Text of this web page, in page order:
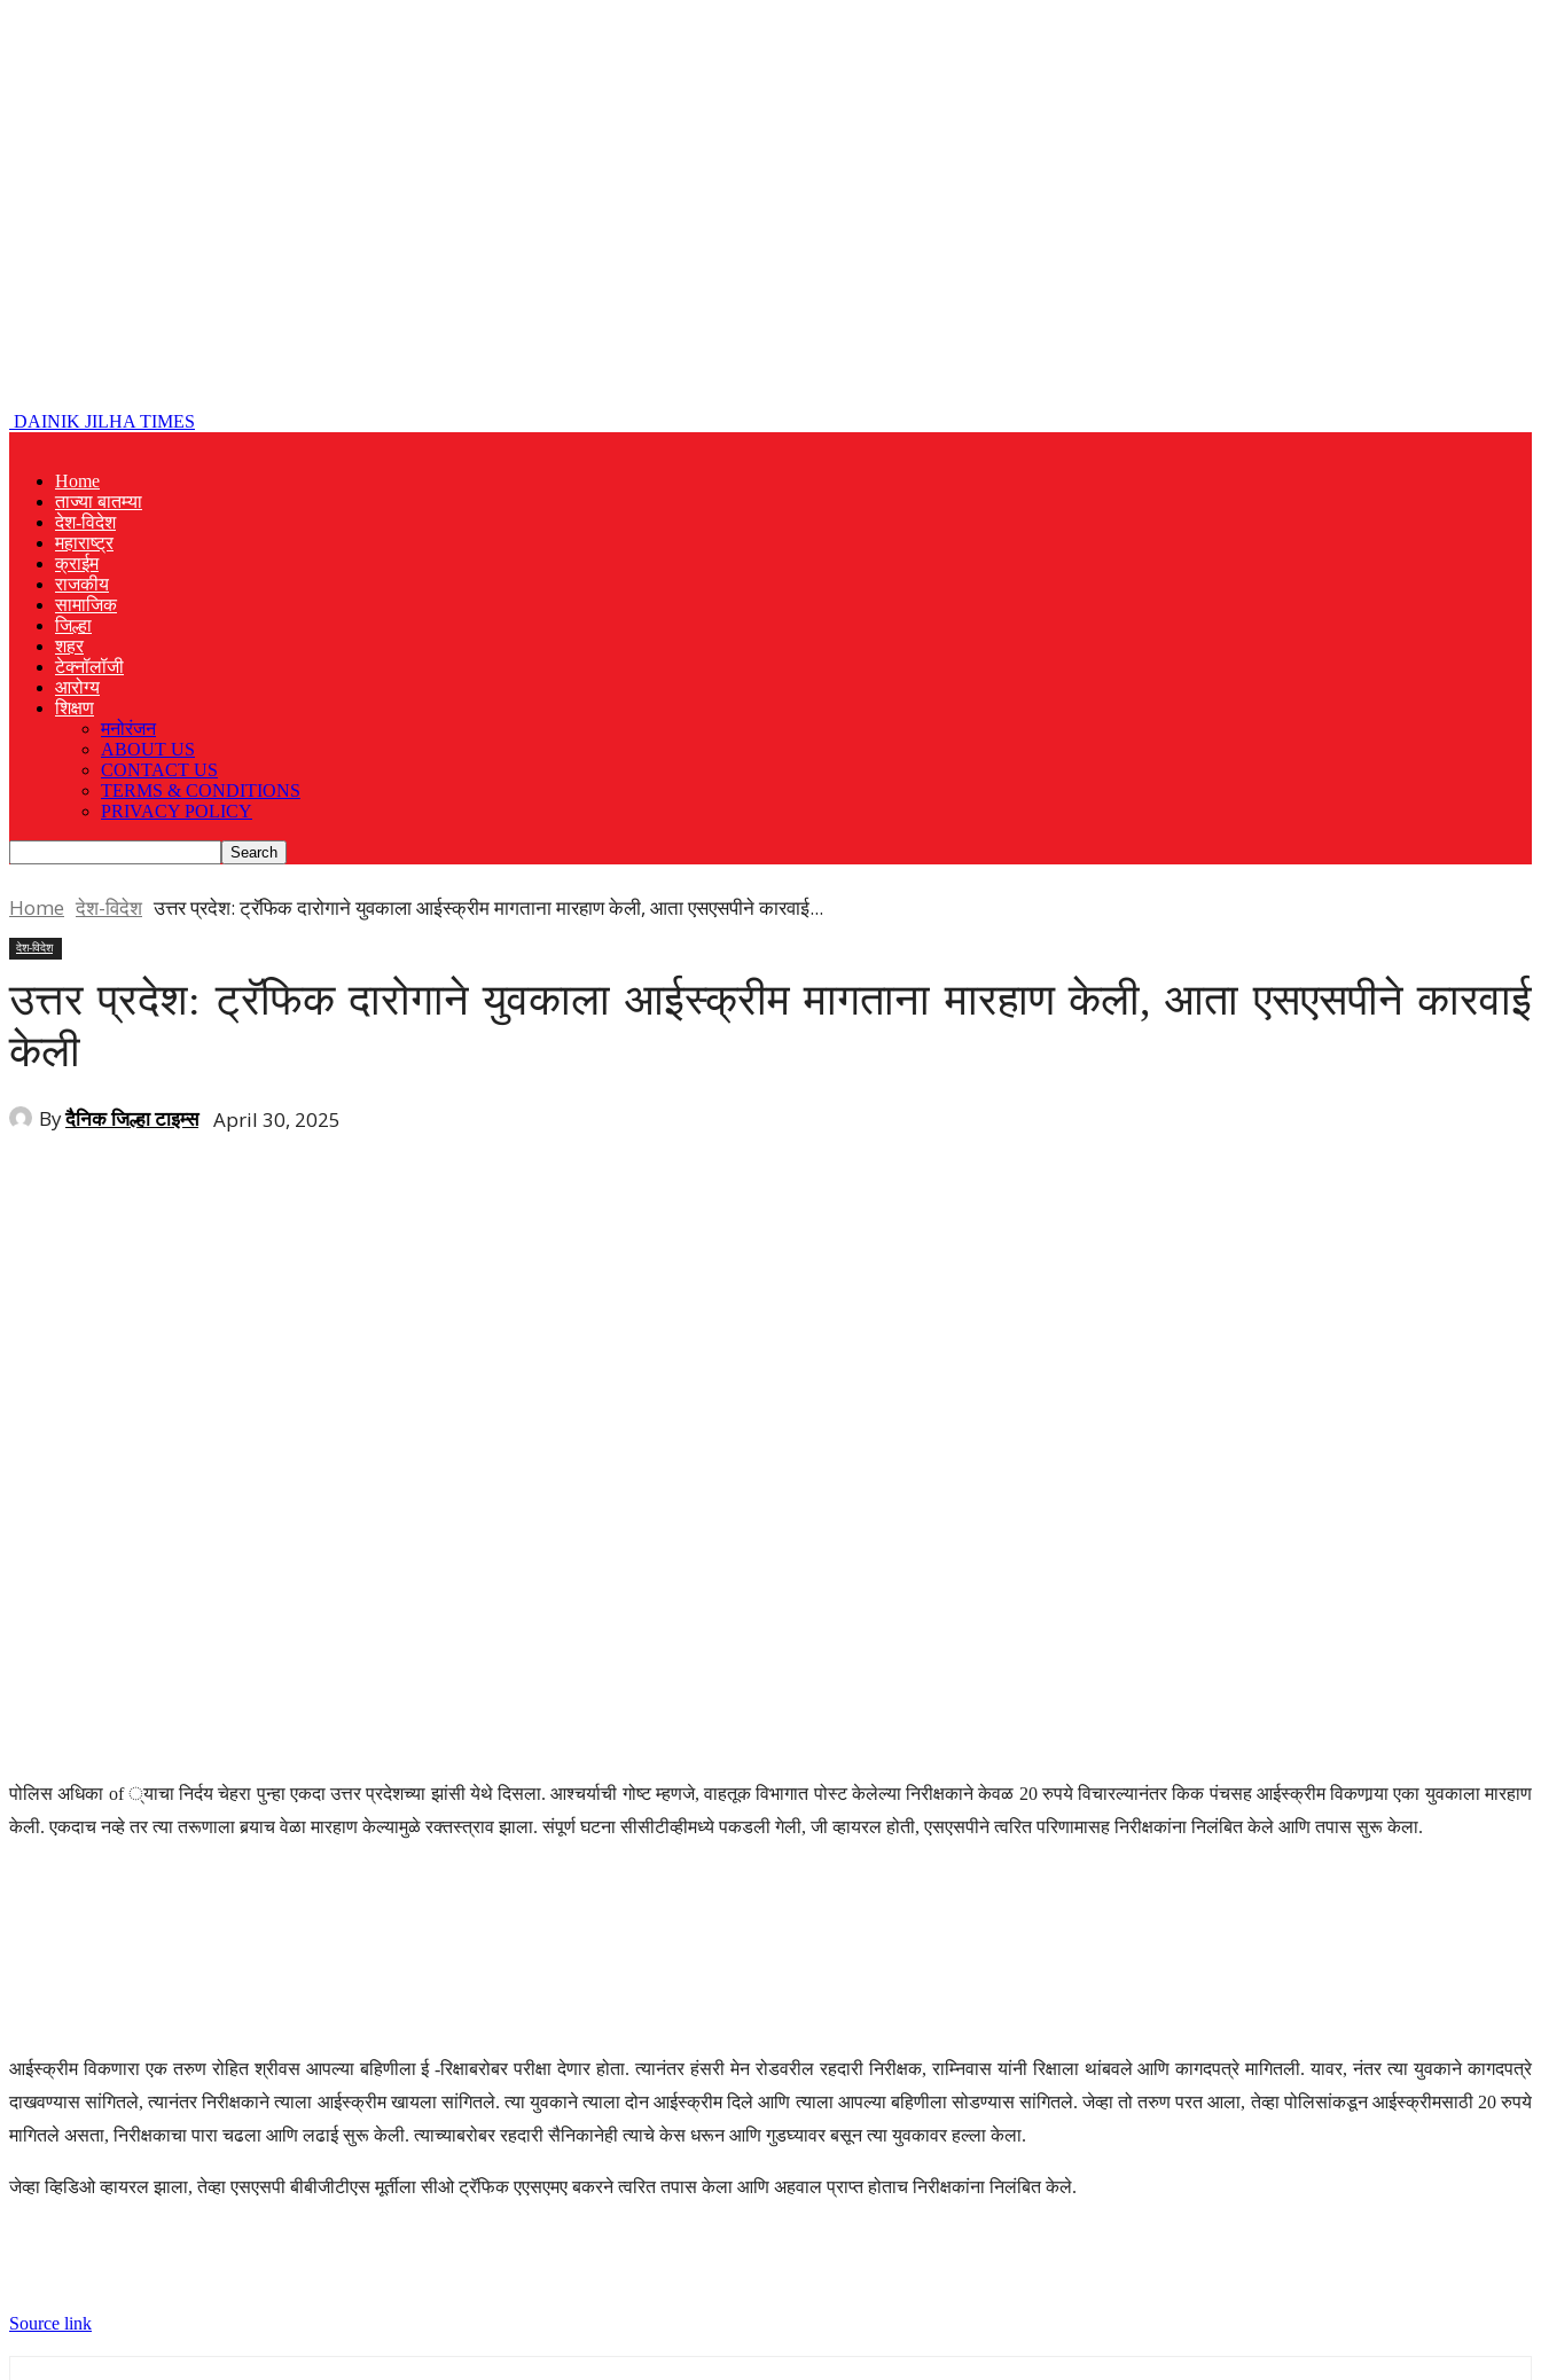
DAINIK JILHA TIMES
Home
ताज्या बातम्या
देश-विदेश
महाराष्ट्र
क्राईम
राजकीय
सामाजिक
जिल्हा
शहर
टेक्नॉलॉजी
आरोग्य
शिक्षण
मनोरंजन
ABOUT US
CONTACT US
TERMS & CONDITIONS
PRIVACY POLICY
Home देश-विदेश उत्तर प्रदेश: ट्रॅफिक दारोगाने युवकाला आईस्क्रीम मागताना मारहाण केली, आता एसएसपीने कारवाई...
देश-विदेश
उत्तर प्रदेश: ट्रॅफिक दारोगाने युवकाला आईस्क्रीम मागताना मारहाण केली, आता एसएसपीने कारवाई
केली
Byदैनिक जिल्हा टाइम्स April 30, 2025
पोलिस अधिका of ्याचा निर्दय चेहरा पुन्हा एकदा उत्तर प्रदेशच्या झांसी येथे दिसला. आश्चर्याची गोष्ट म्हणजे, वाहतूक विभागात पोस्ट केलेल्या निरीक्षकाने केवळ 20 रुपये विचारल्यानंतर किक पंचसह आईस्क्रीम विकणार्‍या एका युवकाला मारहाण
केली. एकदाच नव्हे तर त्या तरूणाला बर्‍याच वेळा मारहाण केल्यामुळे रक्तस्त्राव झाला. संपूर्ण घटना सीसीटीव्हीमध्ये पकडली गेली, जी व्हायरल होती, एसएसपीने त्वरित परिणामासह निरीक्षकांना निलंबित केले आणि तपास सुरू केला.
आईस्क्रीम विकणारा एक तरुण रोहित श्रीवस आपल्या बहिणीला ई -रिक्षाबरोबर परीक्षा देणार होता. त्यानंतर हंसरी मेन रोडवरील रहदारी निरीक्षक, राम्निवास यांनी रिक्षाला थांबवले आणि कागदपत्रे मागितली. यावर, नंतर त्या युवकाने कागदपत्रे
दाखवण्यास सांगितले, त्यानंतर निरीक्षकाने त्याला आईस्क्रीम खायला सांगितले. त्या युवकाने त्याला दोन आईस्क्रीम दिले आणि त्याला आपल्या बहिणीला सोडण्यास सांगितले. जेव्हा तो तरुण परत आला, तेव्हा पोलिसांकडून आईस्क्रीमसाठी 20 रुपये
मागितले असता, निरीक्षकाचा पारा चढला आणि लढाई सुरू केली. त्याच्याबरोबर रहदारी सैनिकानेही त्याचे केस धरून आणि गुडघ्यावर बसून त्या युवकावर हल्ला केला.
जेव्हा व्हिडिओ व्हायरल झाला, तेव्हा एसएसपी बीबीजीटीएस मूर्तीला सीओ ट्रॅफिक एएसएमए बकरने त्वरित तपास केला आणि अहवाल प्राप्त होताच निरीक्षकांना निलंबित केले.
Source link